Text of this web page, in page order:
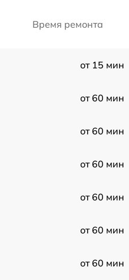
Время ремонта
от 15 мин
от 60 мин
от 60 мин
от 60 мин
от 60 мин
от 60 мин
от 60 мин